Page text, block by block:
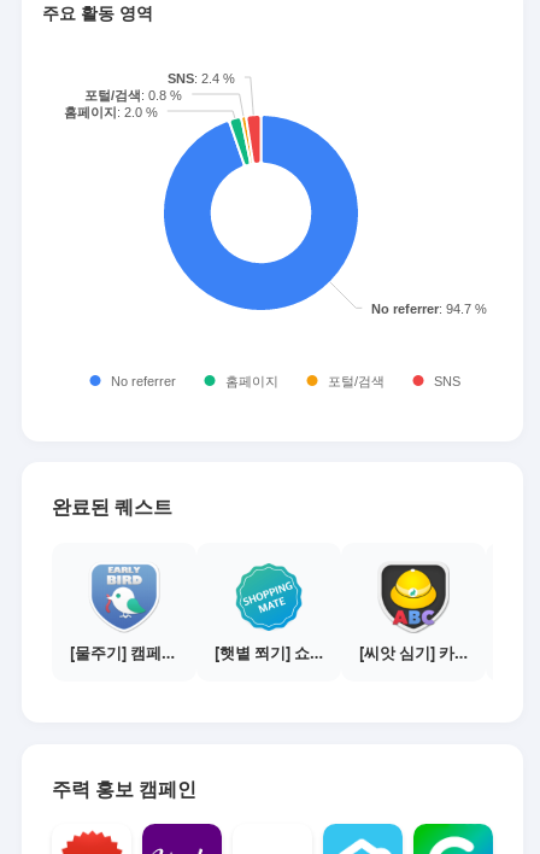
주요 활동 영역
완료된 퀘스트
[물주기] 캠페인 참여하기 [햇볕 쬐기] 쇼핑메이트 활동하기 - 쇼핑몰 10곳에서 판매 [씨앗 심기] 카드뉴스 보기 - 3. 출처등록
주력 홍보 캠페인